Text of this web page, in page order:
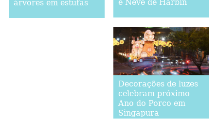
árvores em estufas
e Neve de Harbin
Decorações de luzes
celebram próximo
Ano do Porco em
Singapura